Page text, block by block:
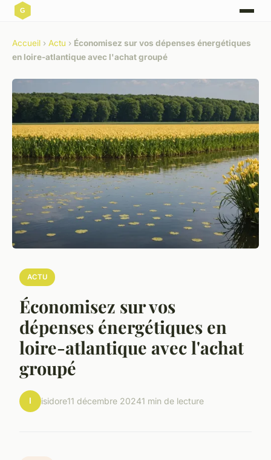
Accueil › Actu › Économisez sur vos dépenses énergétiques
en loire-atlantique avec l'achat groupé
ACTU
Économisez sur vos
dépenses énergétiques en
loire-atlantique avec l'achat
groupé
I isidore11 décembre 20241 min de lecture